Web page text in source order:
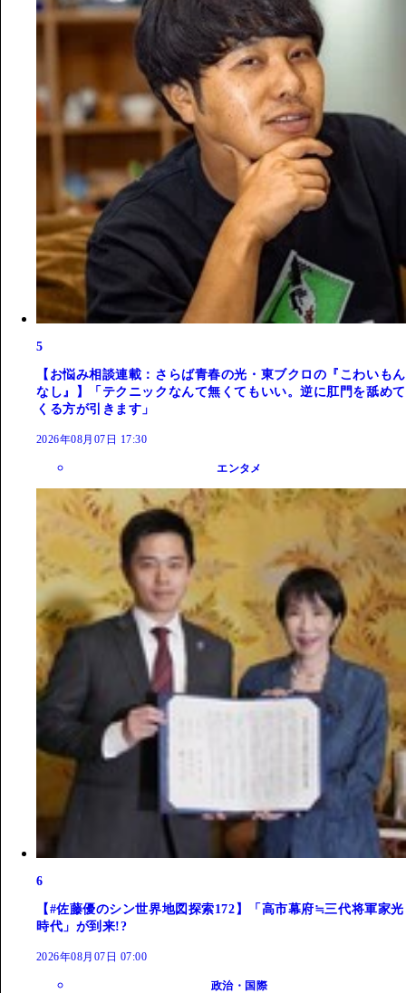
5
【お悩み相談連載：さらば青春の光・東ブクロの『こわいもん
なし』】「テクニックなんて無くてもいい。逆に肛門を舐めて
くる方が引きます」
2026年08月07日 17:30
エンタメ
6
【#佐藤優のシン世界地図探索172】「高市幕府≒三代将軍家光
時代」が到来!?
2026年08月07日 07:00
政治・国際